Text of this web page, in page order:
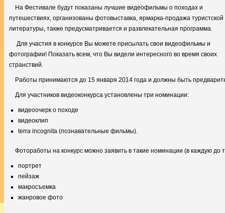
На Фестивале будут показаны лучшие видеофильмы о походах и
путешествиях, организованы фотовыставка, ярмарка-продажа туристской
литературы, также предусматривается и развлекательная программа.
Для участия в конкурсе Вы можете присылать свои видеофильмы и
фотографии! Показать всем, что Вы видели интересного во время своих
странствий.
Работы принимаются до 15 января 2014 года и должны быть
Для участников видеоконкурса установлены три номинации:
видеоочерк о походе
видеоклип
terra incognita (познавательные фильмы).
Фотоработы на конкурс можно заявить в такие номинации (в каждую до
портрет
пейзаж
макросъемка
жанровое фото